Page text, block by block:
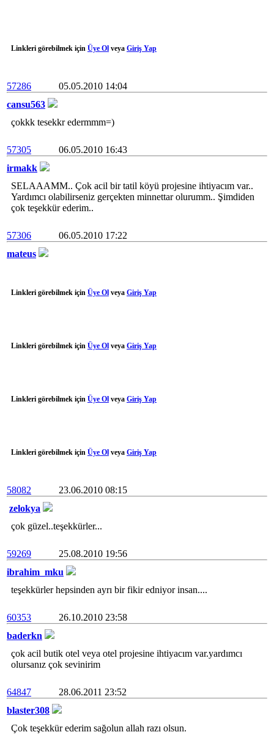
Linkleri görebilmek için Üye Ol veya Giriş Yap
57286
05.05.2010 14:04
cansu563
çokkk tesekkr edermmm=)
57305
06.05.2010 16:43
irmakk
SELAAAMM.. Çok acil bir tatil köyü projesine ihtiyacım var..
Yardımcı olabilirseniz gerçekten minnettar olurumm.. Şimdiden
çok teşekkür ederim..
57306
06.05.2010 17:22
mateus
Linkleri görebilmek için Üye Ol veya Giriş Yap
Linkleri görebilmek için Üye Ol veya Giriş Yap
Linkleri görebilmek için Üye Ol veya Giriş Yap
Linkleri görebilmek için Üye Ol veya Giriş Yap
58082
23.06.2010 08:15
zelokya
çok güzel..teşekkürler...
59269
25.08.2010 19:56
ibrahim_mku
teşekkürler hepsinden ayrı bir fikir edniyor insan....
60353
26.10.2010 23:58
baderkn
çok acil butik otel veya otel projesine ihtiyacım var.yardımcı
olursanız çok sevinirim
64847
28.06.2011 23:52
blaster308
Çok teşekkür ederim sağolun allah razı olsun.